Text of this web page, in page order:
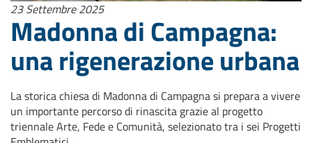
23 Settembre 2025
Madonna di Campagna:
una rigenerazione urbana
La storica chiesa di Madonna di Campagna si prepara a vivere
un importante percorso di rinascita grazie al progetto
triennale Arte, Fede e Comunità, selezionato tra i sei Progetti